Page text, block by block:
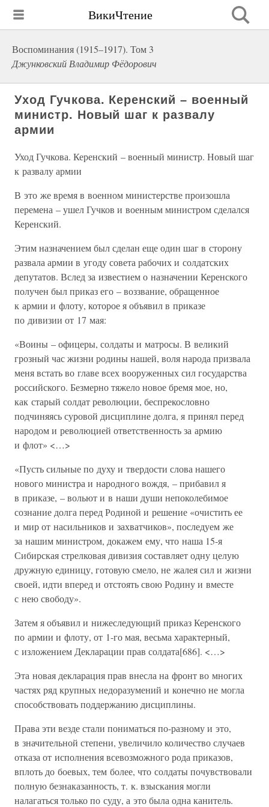
ВикиЧтение
Воспоминания (1915–1917). Том 3
Джунковский Владимир Фёдорович
Уход Гучкова. Керенский – военный
министр. Новый шаг к развалу
армии
Уход Гучкова. Керенский – военный министр. Новый шаг
к развалу армии
В это же время в военном министерстве произошла
перемена – ушел Гучков и военным министром сделался
Керенский.
Этим назначением был сделан еще один шаг в сторону
развала армии в угоду совета рабочих и солдатских
депутатов. Вслед за известием о назначении Керенского
получен был приказ его – воззвание, обращенное
к армии и флоту, которое я объявил в приказе
по дивизии от 17 мая:
«Воины – офицеры, солдаты и матросы. В великий
грозный час жизни родины нашей, воля народа призвала
меня встать во главе всех вооруженных сил государства
российского. Безмерно тяжело новое бремя мое, но,
как старый солдат революции, беспрекословно
подчиняясь суровой дисциплине долга, я принял перед
народом и революцией ответственность за армию
и флот» <…>
«Пусть сильные по духу и твердости слова нашего
нового министра и народного вождя, – прибавил я
в приказе, – вольют и в наши души непоколебимое
сознание долга перед Родиной и решение «очистить ее
и мир от насильников и захватчиков», последуем же
за нашим министром, докажем ему, что наша 15-я
Сибирская стрелковая дивизия составляет одну целую
дружную единицу, готовую смело, не жалея сил и жизни
своей, идти вперед и отстоять свою Родину и вместе
с нею свободу».
Затем я объявил и нижеследующий приказ Керенского
по армии и флоту, от 1-го мая, весьма характерный,
с изложением Декларации прав солдата[686]. <…>
Эта новая декларация прав внесла на фронт во многих
частях ряд крупных недоразумений и конечно не могла
способствовать поддержанию дисциплины.
Права эти везде стали пониматься по-разному и это,
в значительной степени, увеличило количество случаев
отказа от исполнения всевозможного рода приказов,
вплоть до боевых, тем более, что солдаты почувствовали
полную безнаказанность, т. к. взыскания могли
налагаться только по суду, а это была одна канитель.